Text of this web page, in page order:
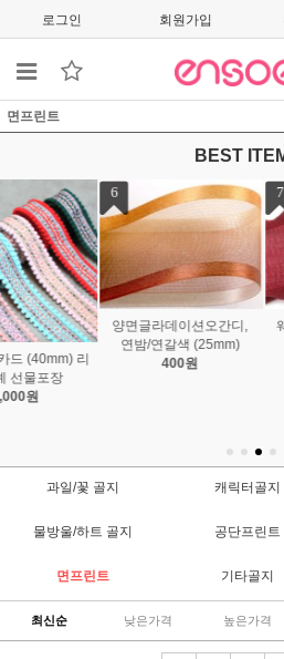
로그인 회원가입
면프린트
BEST
웨이브초음파오간디, 와
인 (25mm)
600원
8
밤색 샤벳리본
과일/꽃 골지 캐릭터골지
물방울/하트 골지 공단프린트
면프린트 기타골지
최신순 낮은가격 높은가격